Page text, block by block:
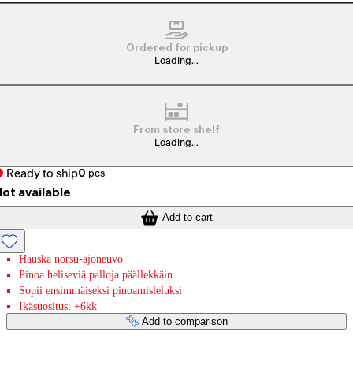
Ordered for pickup
Loading...
From store shelf
Loading...
Ready to ship0 pcs
available
Add to cart
Hauska norsu-ajoneuvo
Pinoa heliseviä palloja päällekkäin
Sopii ensimmäiseksi pinoamisleluksi
Ikäsuositus: +6kk
Add to comparison